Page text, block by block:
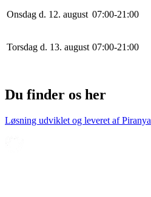
Onsdag d. 12. august 07:00-21 :00
Torsdag d. 13. august 07:00-21 :00
Du finder os her
Løsning udviklet og leveret afPiranya